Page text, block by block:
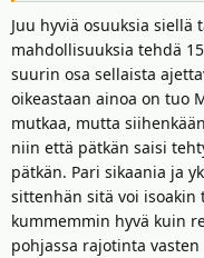
Juu hyviä osuuksia siellä
mahdollisuuksia tehdä
suurin osa sellaista
oikeastaan ainoa on tuo
mutkaa, mutta
niin että pätkän saisi
pätkän. Pari sikaania ja
sittenhän sitä voi isoakin
kummemmin hyvä kuin
pohjassa rajotinta